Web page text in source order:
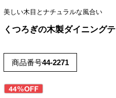
美しい木目とナチュラルな風合い
くつろぎの木製ダイニング
商品番号44-2271